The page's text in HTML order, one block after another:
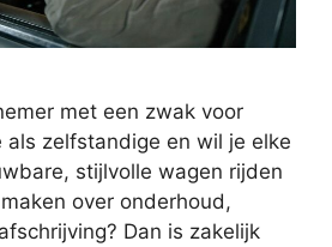
met een zwak voor
als zelfstandige en wil je elke
stijlvolle wagen rijden
over onderhoud,
Dan is zakelijk